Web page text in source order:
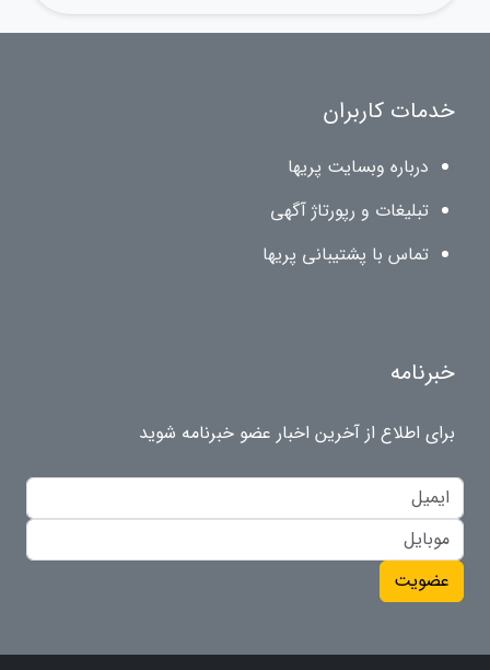
خدمات کاربران
درباره وبسایت پریها
تبلیغات و رپورتاژ آگهی
تماس با پشتیبانی پریها
خبرنامه
برای اطلاع از آخرین اخبار عضو خبرنامه شوید
عضویت